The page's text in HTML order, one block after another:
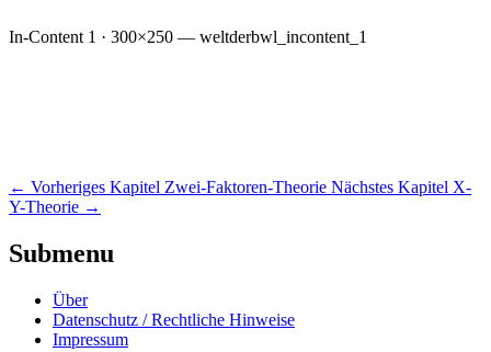
In-Content 1 · 300×250 — weltderbwl_incontent_1
← Vorheriges Kapitel Zwei-Faktoren-Theorie Nächstes Kapitel X-
Y-Theorie →
Submenu
Über
Datenschutz / Rechtliche Hinweise
Impressum